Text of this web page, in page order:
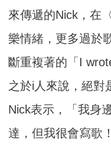
來傳遞的Nick，在
樂情緒，更多過於
斷重複著的「I
之於i人來說，絕對
Nick表示，「我身
達，但我很會寫歌